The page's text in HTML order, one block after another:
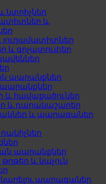
կտրիչներ
և
յուղամատիտներ
և գրչատուփեր
ապրանքներ
ապրանքներ
և հավաքածուներ
և դարակաշարեր
և պարագաներ
ապրանքներ
և կպչուն
պարագաներ